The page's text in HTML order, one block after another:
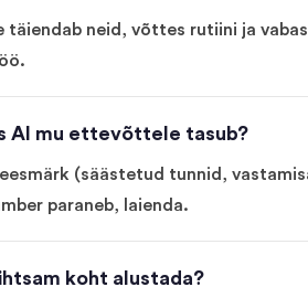
täiendab neid, võttes rutiini ja
AI mu ettevõttele tasub?
(säästetud tunnid,
paraneb, laienda.
koht alustada?